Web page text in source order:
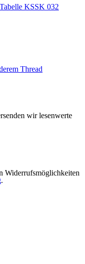
KSSK 032
Thread
wir lesenwerte
Widerrufsmöglichkeiten
.